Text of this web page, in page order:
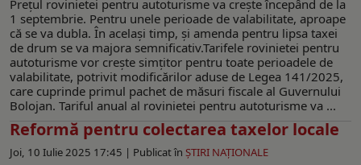
Prețul rovinietei pentru autoturisme va crește începând de la
1 septembrie. Pentru unele perioade de valabilitate, aproape
că se va dubla. În același timp, și amenda pentru lipsa taxei
de drum se va majora semnificativ.Tarifele rovinietei pentru
autoturisme vor crește simțitor pentru toate perioadele de
valabilitate, potrivit modificărilor aduse de Legea 141/2025,
care cuprinde primul pachet de măsuri fiscale al Guvernului
Bolojan. Tariful anual al rovinietei pentru autoturisme va ...
Reformă pentru colectarea taxelor locale
Joi, 10 Iulie 2025 17:45 | Publicat în ŞTIRI NAŢIONALE